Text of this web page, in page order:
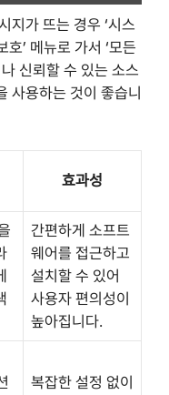
지가 뜨는 경우 ‘시스
호’ 메뉴로 가서 ‘모든
신뢰할 수 있는 소스
사용하는 것이 좋습니
효과성
간편하게 소프트
웨어를 접근하고
설치할 수 있어
사용자 편의성이
높아집니다.
복잡한 설정 없이